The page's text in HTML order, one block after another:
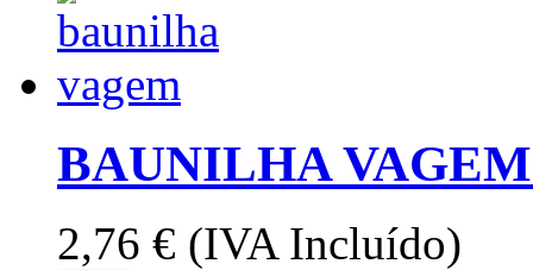
BAUNILHA
2,76 € (IVA Incluído)